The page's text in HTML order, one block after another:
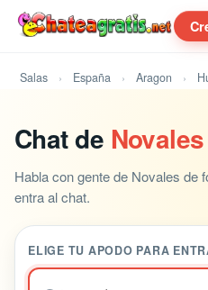
Salas España Aragon
Chat de Novales
Habla con gente de Novales de
entra al chat.
ELIGE TU APODO PARA